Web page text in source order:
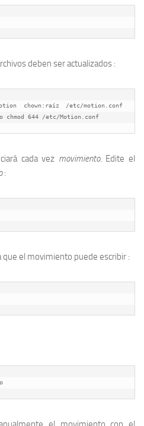
deben ser actualizados :
chown:raíz /etc/motion.conf
chmod 644 /etc/Motion.conf
cada vez movimiento. Edite el
:
que el movimiento puede escribir :